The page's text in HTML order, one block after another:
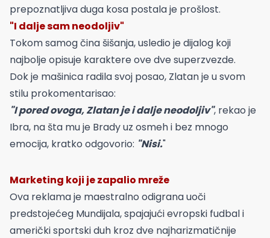
prepoznatljiva duga kosa postala je prošlost.
"I dalje sam neodoljiv"
Tokom samog čina šišanja, usledio je dijalog koji
najbolje opisuje karaktere ove dve superzvezde.
Dok je mašinica radila svoj posao, Zlatan je u svom
stilu prokomentarisao:
"I pored ovoga, Zlatan je i dalje neodoljiv", rekao je
Ibra, na šta mu je Brady uz osmeh i bez mnogo
emocija, kratko odgovorio: "Nisi."
Marketing koji je zapalio mreže
Ova reklama je maestralno odigrana uoči
predstojećeg Mundijala, spajajući evropski fudbal i
američki sportski duh kroz dve najharizmatičnije